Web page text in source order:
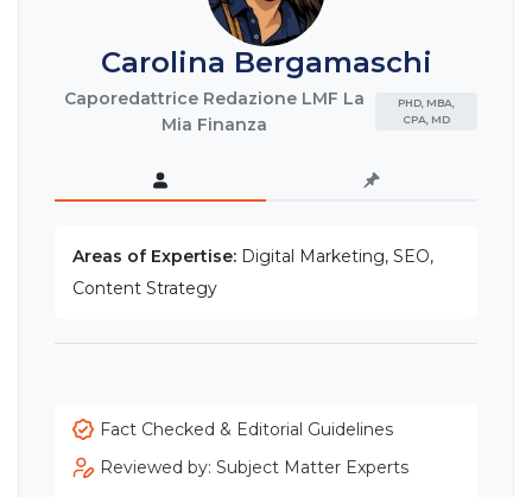
Carolina Bergamaschi
Caporedattrice Redazione LMF La
Mia Finanza
PHD, MBA,
CPA, MD
Areas of Expertise: Digital Marketing, SEO,
Content Strategy
Fact Checked & Editorial Guidelines
Reviewed by: Subject Matter Experts